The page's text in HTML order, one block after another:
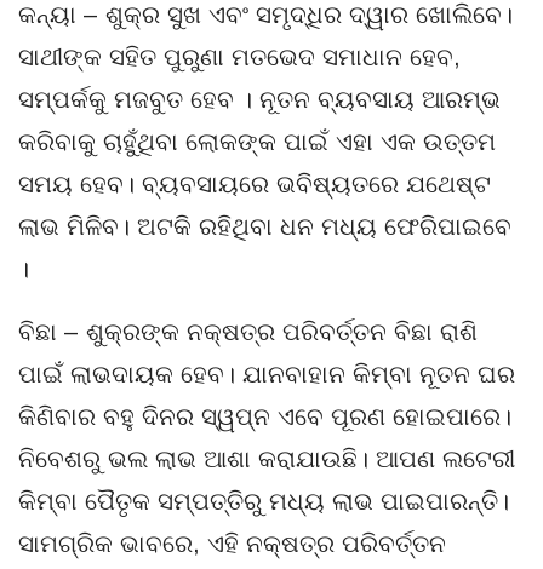
କନ୍ୟା – ଶୁକ୍ର ସୁଖ ଏବଂ ସମୃଦ୍ଧିର ଦ୍ୱାର ଖୋଲିବେ।
ସାଥୀଙ୍କ ସହିତ ପୁରୁଣା ମତଭେଦ ସମାଧାନ ହେବ,
ସମ୍ପର୍କକୁ ମଜବୁତ ହେବ । ନୂତନ ବ୍ୟବସାୟ ଆରମ୍ଭ
କରିବାକୁ ଚାହୁଁଥିବା ଲୋକଙ୍କ ପାଇଁ ଏହା ଏକ ଉତ୍ତମ
ସମୟ ହେବ। ବ୍ୟବସାୟରେ ଭବିଷ୍ୟତରେ ଯଥେଷ୍ଟ
ଲାଭ ମିଳିବ। ଅଟକି ରହିଥିବା ଧନ ମଧ୍ୟ ଫେରିପାଇବେ
।
ବିଛା – ଶୁକ୍ରଙ୍କ ନକ୍ଷତ୍ର ପରିବର୍ତ୍ତନ ବିଛା ରାଶି
ପାଇଁ ଲାଭଦାୟକ ହେବ। ଯାନବାହାନ କିମ୍ବା ନୂତନ ଘର
କିଣିବାର ବହୁ ଦିନର ସ୍ୱପ୍ନ ଏବେ ପୂରଣ ହୋଇପାରେ।
ନିବେଶରୁ ଭଲ ଲାଭ ଆଶା କରାଯାଉଛି। ଆପଣ ଲଟେରୀ
କିମ୍ବା ପୈତୃକ ସମ୍ପତ୍ତିରୁ ମଧ୍ୟ ଲାଭ ପାଇପାରନ୍ତି।
ସାମଗ୍ରିକ ଭାବରେ, ଏହି ନକ୍ଷତ୍ର ପରିବର୍ତ୍ତନ